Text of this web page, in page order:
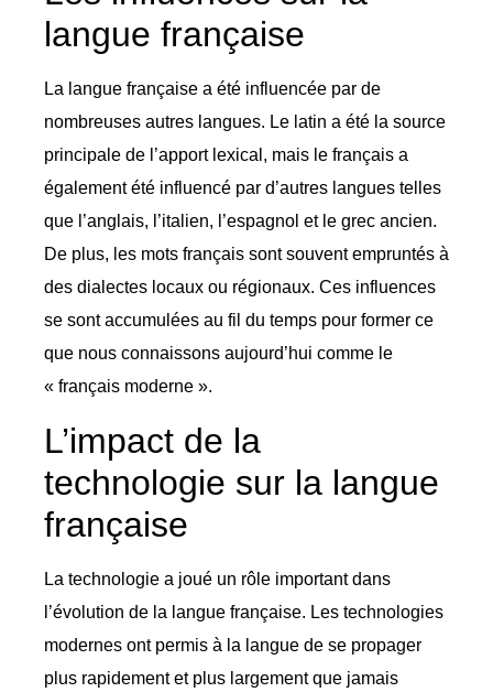
langue française
La langue française a été influencée par de
nombreuses autres langues. Le latin a été la source
principale de l’apport lexical, mais le français a
également été influencé par d’autres langues telles
que l’anglais, l’italien, l’espagnol et le grec ancien.
De plus, les mots français sont souvent empruntés à
des dialectes locaux ou régionaux. Ces influences
se sont accumulées au fil du temps pour former ce
que nous connaissons aujourd’hui comme le
« français moderne ».
L’impact de la
technologie sur la langue
française
La technologie a joué un rôle important dans
l’évolution de la langue française. Les technologies
modernes ont permis à la langue de se propager
plus rapidement et plus largement que jamais